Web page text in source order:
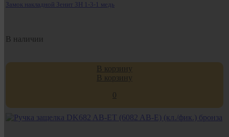
Замок накладной Зенит ЗН 1-3-1 медь
В наличии
В корзину
В корзину
0